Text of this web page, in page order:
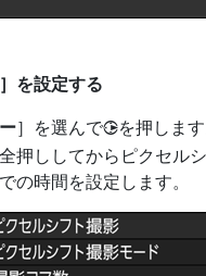
］を設定する
］を選んで2を押しま
押ししてからピクセル
の時間を設定します。